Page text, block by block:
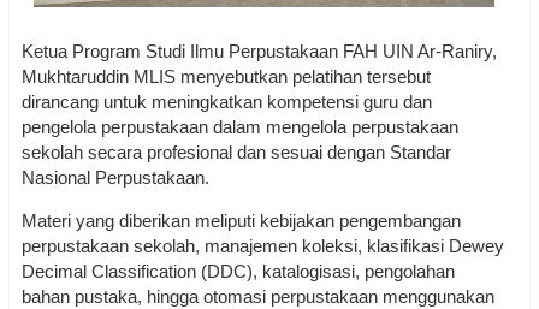
Ketua Program Studi Ilmu Perpustakaan FAH UIN Ar-Raniry,
Mukhtaruddin MLIS menyebutkan pelatihan tersebut
dirancang untuk meningkatkan kompetensi guru dan
pengelola perpustakaan dalam mengelola perpustakaan
sekolah secara profesional dan sesuai dengan Standar
Nasional Perpustakaan.
Materi yang diberikan meliputi kebijakan pengembangan
perpustakaan sekolah, manajemen koleksi, klasifikasi Dewey
Decimal Classification (DDC), katalogisasi, pengolahan
bahan pustaka, hingga otomasi perpustakaan menggunakan